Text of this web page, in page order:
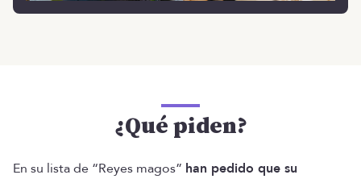
¿Qué piden?
En su lista de “Reyes magos” han pedido que su